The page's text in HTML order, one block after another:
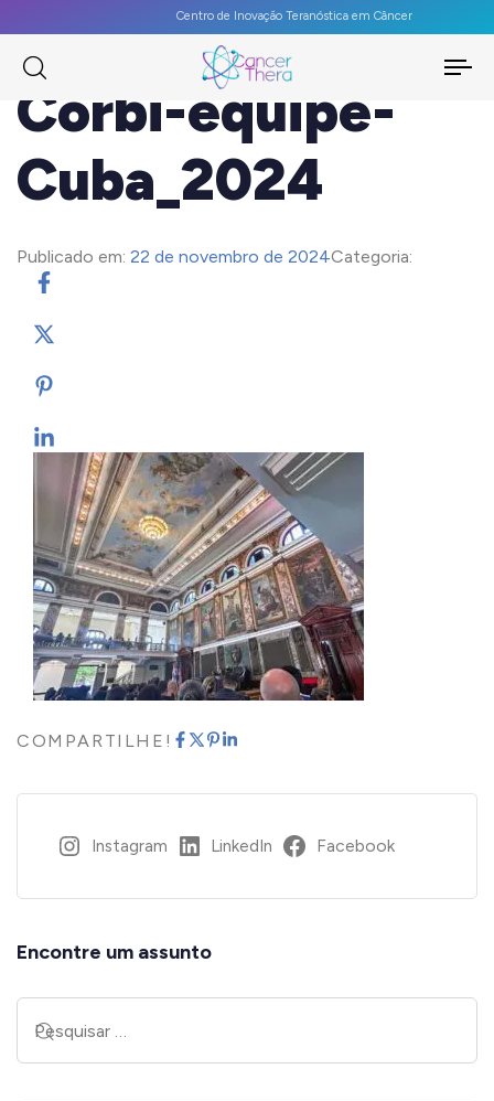
Centro de Inovação Teranóstica em Câncer
Corbi-equipe-
Cuba_2024
Publicado em: 22 de novembro de 2024Categoria:
COMPARTILHE!
Instagram LinkedIn Facebook
Encontre um assunto